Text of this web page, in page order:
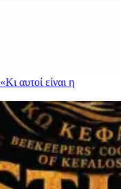
αυτοί είναι η